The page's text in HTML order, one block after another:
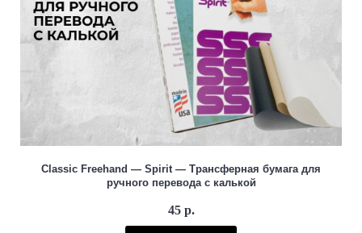
Classic Freehand — Spirit — Трансферная бумага для
ручного перевода с калькой
45 р.